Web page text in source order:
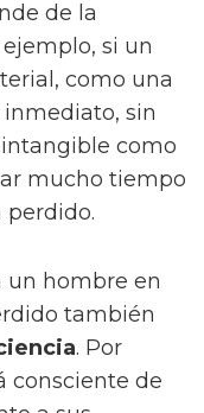
de la
si un
como una
inmediato, sin
como
mucho tiempo
perdido.
un hombre en
también
. Por
consciente de